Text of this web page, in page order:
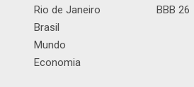
Rio de Janeiro
Brasil
Mundo
Economia
BBB 26